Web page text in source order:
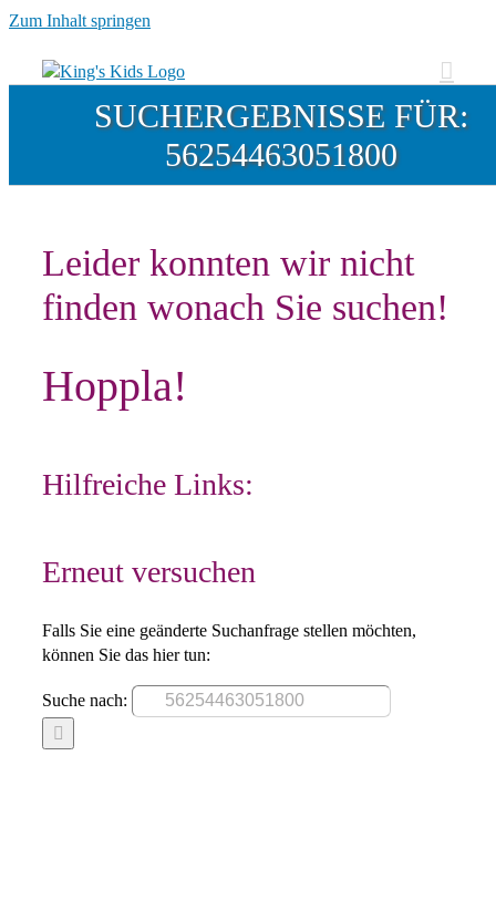
Zum Inhalt springen
SUCHERGEBNISSE FÜR:
56254463051800
Leider konnten wir nicht
finden wonach Sie suchen!
Hoppla!
Hilfreiche Links:
Erneut versuchen
Falls Sie eine geänderte Suchanfrage stellen möchten,
können Sie das hier tun:
Suche nach: